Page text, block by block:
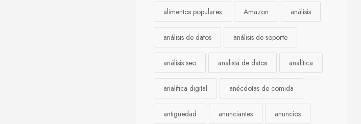
alimentos populares Amazon análisis
análisis de datos análisis de soporte
análisis seo analista de datos analítica
analítica digital anécdotas de comida
antigüedad anunciantes anuncios